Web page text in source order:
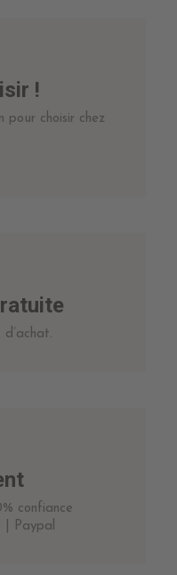
!
pour choisir chez
confiance
| Paypal